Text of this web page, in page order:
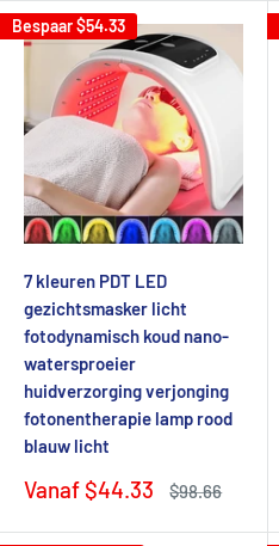
Bespaar$54.33
7 kleuren PDT LED
gezichtsmasker licht
fotodynamisch koud nano-
watersproeier
huidverzorging verjonging
fotonentherapie lamp rood
blauw licht
Verkoopprijs
Vanaf $44.33
Normale
$98.66